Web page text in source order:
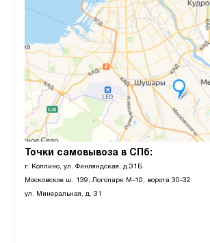
Точки самовывоза в СПб:
г. Колпино, ул. Финляндская, д.31Б
Московское ш. 139, Логопарк М-10, ворота 30-32
ул. Минеральная, д. 31